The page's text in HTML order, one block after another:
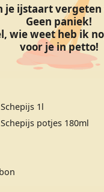
je ijstaart
Geen paniek!
wie weet heb ik
voor je in petto!
1l
potjes 180ml